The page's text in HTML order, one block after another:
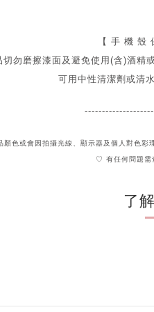
【 手 機 殼
勿磨擦漆面及 避免使用(含)酒精
可用中性清潔劑或清
色或會因拍攝光線、顯示器及個人對色彩
♡ 有任何問題需
了